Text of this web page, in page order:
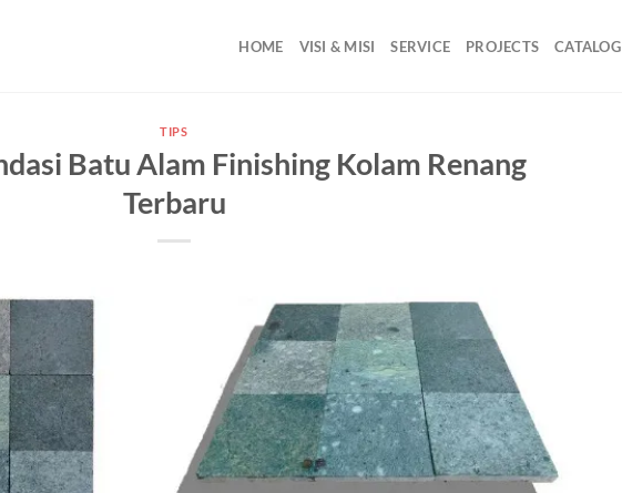
HOME VISI & MISI SERVICE PROJECTS CATALOG
TIPS
Batu Alam Finishing Kolam Renang
Terbaru